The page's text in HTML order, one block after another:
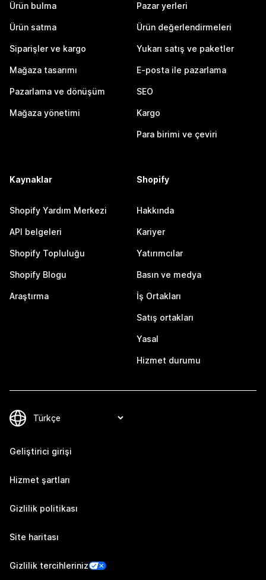
Ürün bulma
Ürün satma
Siparişler ve kargo
Mağaza tasarımı
Pazarlama ve dönüşüm
Mağaza yönetimi
Pazar yerleri
Ürün değerlendirmeleri
Yukarı satış ve paketler
E-posta ile pazarlama
SEO
Kargo
Para birimi ve çeviri
Kaynaklar
Shopify Yardım Merkezi
API belgeleri
Shopify Topluluğu
Shopify Blogu
Araştırma
Shopify
Hakkında
Kariyer
Yatırımcılar
Basın ve medya
İş Ortakları
Satış ortakları
Yasal
Hizmet durumu
Geliştirici girişi
Hizmet şartları
Gizlilik politikası
Site haritası
Gizlilik tercihleriniz